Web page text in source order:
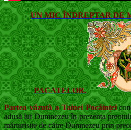
UN MIC ÎNDREPTAR DE
PACATELOR.
Partea văzută a Tainei Pocăinței
adusă lui Dumnezeu în prezența
mărturisite de către Dumnezeu prin